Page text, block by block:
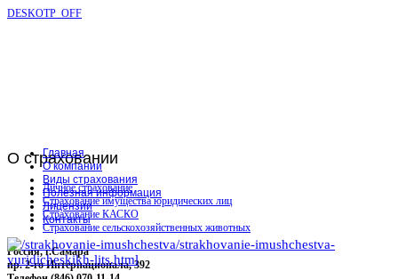
DESKOTP_OFF
О страховании
Личное страхование
Страхование имущества юридических лиц
Страхование КАСКО
Страхование сельскохозяйственных животных
Россия, г.Самара
пр. 2-го Интернационала, 392
Главная
О компании
Виды страхования
Полезная информация
Лицензии
Контакты